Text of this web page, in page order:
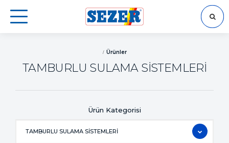
Ürünler
TAMBURLU SULAMA SİSTEMLERİ
Ürün Kategorisi
TAMBURLU SULAMA SİSTEMLERİ